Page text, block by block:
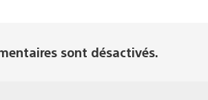
sont désactivés.